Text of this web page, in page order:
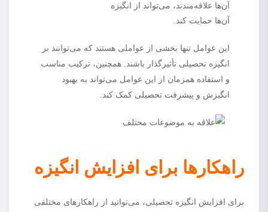
آن‌ها علاقه‌مندند، می‌تواند از انگیزه
آن‌ها حمایت کند.
این عوامل تنها بخشی از عواملی هستند که می‌توانند بر
انگیزه‌ تحصیلی تأثیرگذار باشند. همچنین، ترکیب مناسب
و استفاده همزمان از این عوامل می‌تواند به بهبود
انگیزش و پیشرفت تحصیلی کمک کند.
راهکارها برای افزایش انگیزه
برای افزایش انگیزه‌ تحصیلی، می‌توانید از راهکارهای مختلفی